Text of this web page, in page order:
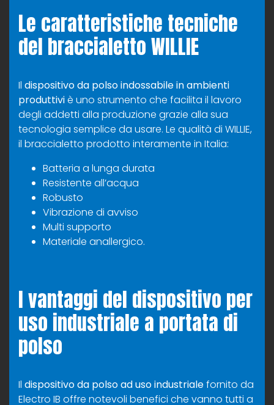
Le caratteristiche tecniche
del braccialetto WILLIE
Il dispositivo da polso indossabile in ambienti
produttiviè uno strumento che facilita il lavoro
degli addetti alla produzione grazie alla sua
tecnologia semplice da usare. Le qualità di WILLIE,
il braccialetto prodotto interamente in Italia:
Batteria a lunga durata
Resistente all’acqua
Robusto
Vibrazione di avviso
Multi supporto
Materiale anallergico.
I vantaggi del dispositivo per
uso industriale a portata di
polso
Il dispositivo da polso ad uso industrialefornito da
Electro IB offre notevoli benefici che vanno tutti a